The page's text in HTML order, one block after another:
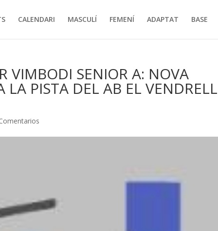
CALENDARI MASCULÍ FEMENÍ ADAPTAT BASE
VIMBODI SENIOR A: NOVA
PISTA DEL AB EL